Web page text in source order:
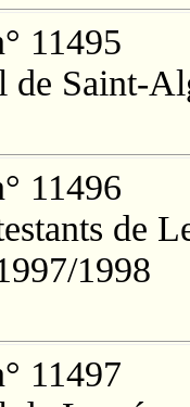
11495
de Saint-
11496
de
1998
11497